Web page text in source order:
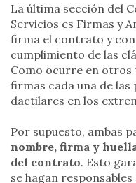
La última sección del
Servicios es Firmas y
firma el contrato y con
cumplimiento de las
Como ocurre en otros
firmas cada una de las
dactilares en los
Por supuesto, ambas
nombre, firma y
del contrato. Esto
se hagan